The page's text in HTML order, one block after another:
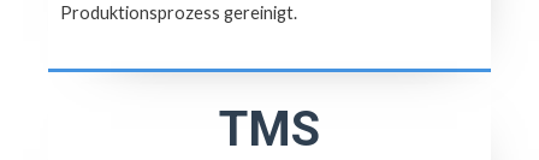
Produktionsprozess gereinigt.
TMS